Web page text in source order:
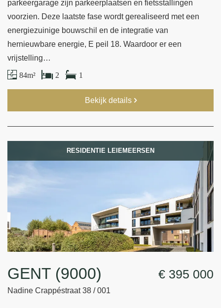
parkeergarage zijn parkeerplaatsen en fietsstallingen
voorzien. Deze laatste fase wordt gerealiseerd met een
energiezuinige bouwschil en de integratie van
hernieuwbare energie, E peil 18. Waardoor er een
vrijstelling…
84 m² 2 1
Bekijk details
RESIDENTIE LEIEMEERSEN
GENT (9000)
Nadine Crappéstraat 38 / 001
€ 395 000